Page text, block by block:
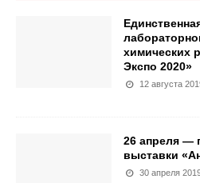
химических
Экспо 2020»
12 августа
26 апреля —
выставки
30 апреля